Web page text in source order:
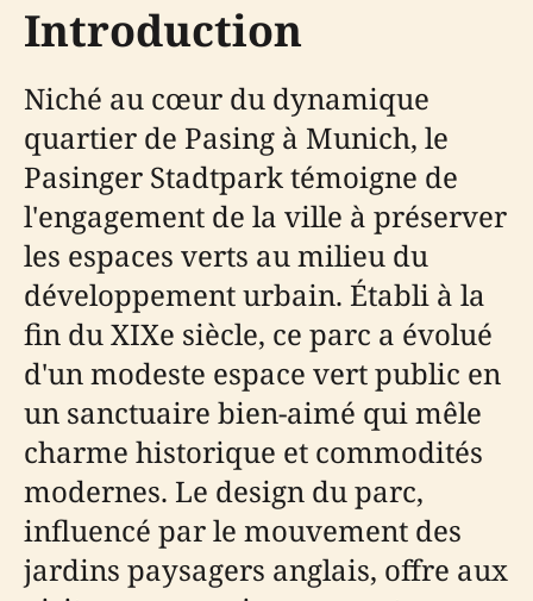
Introduction
Niché au cœur du dynamique
quartier de Pasing à Munich, le
Pasinger Stadtpark témoigne de
l'engagement de la ville à préserver
les espaces verts au milieu du
développement urbain. Établi à la
fin du XIXe siècle, ce parc a évolué
d'un modeste espace vert public en
un sanctuaire bien-aimé qui mêle
charme historique et commodités
modernes. Le design du parc,
influencé par le mouvement des
jardins paysagers anglais, offre aux